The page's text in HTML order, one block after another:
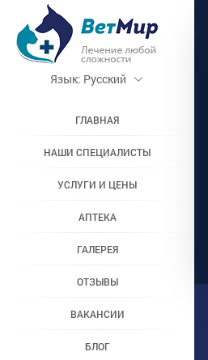
Язык: Русский
ГЛАВНАЯ
НАШИ СПЕЦИАЛИСТЫ
УСЛУГИ И ЦЕНЫ
АПТЕКА
ГАЛЕРЕЯ
ОТЗЫВЫ
ВАКАНСИИ
БЛОГ